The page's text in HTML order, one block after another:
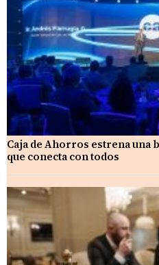
Caja de Ahorros estrena una
que conecta con todos